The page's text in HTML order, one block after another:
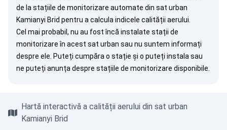
de la stațiile de monitorizare automate din sat urban
Kamianyi Brid pentru a calcula indicele calității aerului.
Cel mai probabil, nu au fost încă instalate stații de
monitorizare în acest sat urban sau nu suntem informați
despre ele. Puteți cumpăra o stație și o puteți instala sau
ne puteți anunța despre stațiile de monitorizare disponibile.
Hartă interactivă a calității aerului din sat urban
Kamianyi Brid